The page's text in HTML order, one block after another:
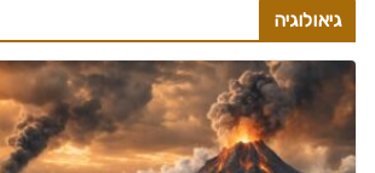
גיאולוגיה